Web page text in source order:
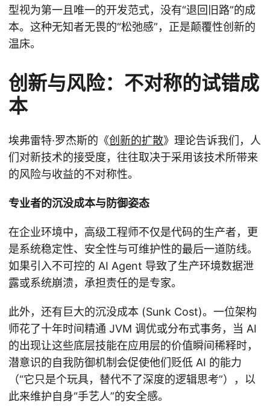
型视为第一且唯一的开发范式，没有“退回旧路”的成
本。这种无知者无畏的“松弛感”，正是颠覆性创新的
温床。
创新与风险：不对称的试错成
本
埃弗雷特·罗杰斯的《创新的扩散》理论告诉我们，人
们对新技术的接受度，往往取决于采用该技术所带来
的风险与收益的不对称性。
专业者的沉没成本与防御姿态
在企业环境中，高级工程师不仅是代码的生产者，更
是系统稳定性、安全性与可维护性的最后一道防线。
如果引入不可控的 AI Agent 导致了生产环境数据泄
露或系统崩溃，承担责任的是专家。
此外，还有巨大的沉没成本 (Sunk Cost)。一位架构
师花了十年时间精通 JVM 调优或分布式事务，当 AI
的出现让这些底层技能在应用层的价值瞬间稀释时，
潜意识的自我防御机制会促使他们贬低 AI 的能力
（“它只是个玩具，替代不了深度的逻辑思考”），以
此来维护自身“手艺人”的安全感。